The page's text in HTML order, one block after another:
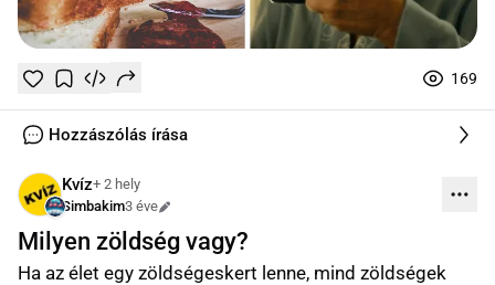
TetszikMentés
0
169
0 online
Hozzászólás írása
Kvíz+ 2 hely
Simbakim3 éve
Szerkesztve
Milyen zöldség vagy?
Ha az élet egy zöldségeskert lenne, mind zöldségek